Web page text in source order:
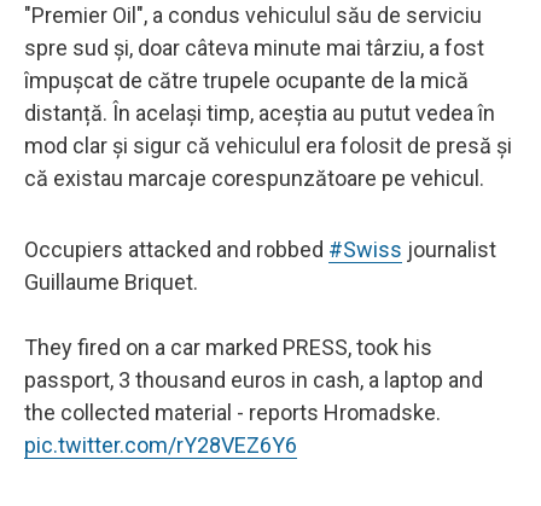
"Premier Oil", a condus vehiculul său de serviciu
spre sud și, doar câteva minute mai târziu, a fost
împușcat de către trupele ocupante de la mică
distanță. În același timp, aceștia au putut vedea în
mod clar și sigur că vehiculul era folosit de presă și
că existau marcaje corespunzătoare pe vehicul.
Occupiers attacked and robbed #Swiss journalist
Guillaume Briquet.
They fired on a car marked PRESS, took his
passport, 3 thousand euros in cash, a laptop and
the collected material - reports Hromadske.
pic.twitter.com/rY28VEZ6Y6